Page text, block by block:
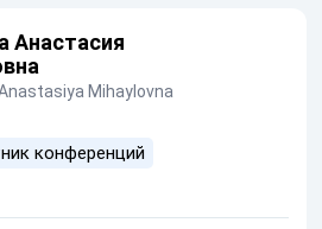
Анастасия
Mihaylovna
конференций